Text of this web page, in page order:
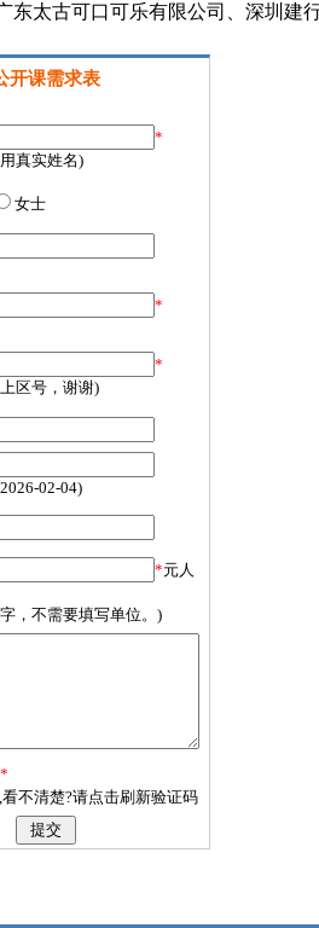
太古可口可乐有限公司、深圳建
开课需求表
*
真实姓名)
女士
*
*
区号，谢谢)
02-04)
*元人
，不需要填写单位。)
*